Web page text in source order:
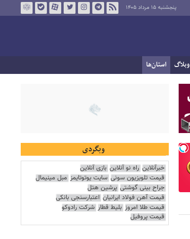
پنجشنبه ۱۵ مرداد ۱۴۰۵
وبلاگ استان‌ها
وبگردی
خبرآنلاین راه نو آنلاین بازی آنلاین
قیمت تلویزیون سونی سایت یوتوتایمز مبل مینیمال
جراح بینی گوشتی پرشین هتل
قیمت آهن فولاد ایرانیان اعتبارسنجی بانکی
قیمت طلا امروز بلیط قطار شرکت رادوکو
قیمت پروفیل